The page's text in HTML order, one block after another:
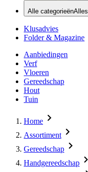
Alle categorieënAlles
Klusadvies
Folder & Magazine
Aanbiedingen
Verf
Vloeren
Gereedschap
Hout
Tuin
Home
Assortiment
Gereedschap
Handgereedschap